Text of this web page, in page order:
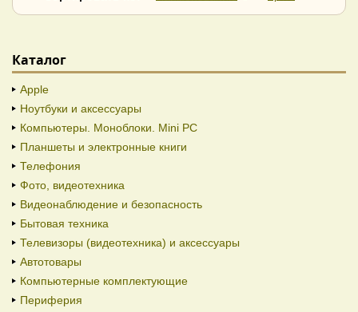
Каталог
Apple
Ноутбуки и аксессуары
Компьютеры. Моноблоки. Mini PC
Планшеты и электронные книги
Телефония
Фото, видеотехника
Видеонаблюдение и безопасность
Бытовая техника
Телевизоры (видеотехника) и аксессуары
Автотовары
Компьютерные комплектующие
Периферия